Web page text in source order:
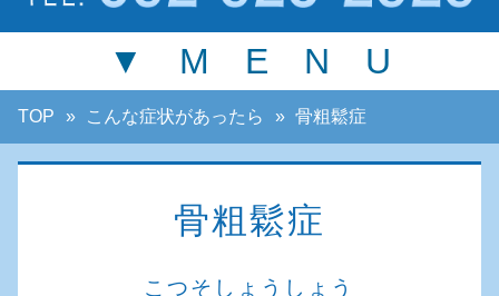
▼ M E N U
TOP こんな症状があったら 骨粗鬆症
骨粗鬆症